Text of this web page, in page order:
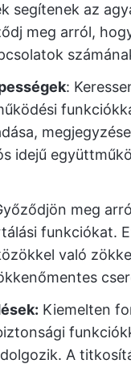
segítenek az
meg arról,
:
idejű
meg
funkciókat.
való
Kiemelten
A